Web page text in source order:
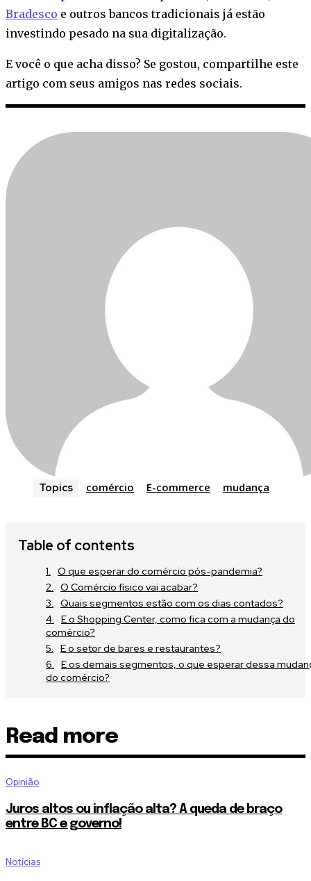
Bradesco e outros bancos tradicionais já estão
investindo pesado na sua digitalização.
E você o que acha disso? Se gostou, compartilhe este
artigo com seus amigos nas redes sociais.
Topics comércio E-commerce mudança
Table of contents
O que esperar do comércio pós-pandemia?
O Comércio físico vai acabar?
Quais segmentos estão com os dias contados?
E o Shopping Center, como fica com a mudança do
comércio?
E o setor de bares e restaurantes?
E os demais segmentos, o que esperar dessa
do comércio?
Read more
Opinião
Juros altos ou inflação alta? A queda de braço
entre BC e governo!
Notícias